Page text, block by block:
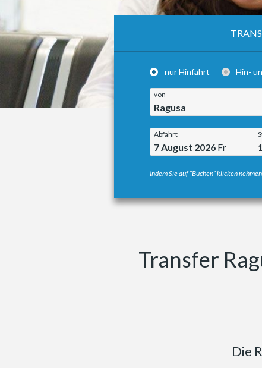
nur Hinfahrt Hin-
von
Ragusa
Abfahrt
7 August 2026 Fr
Indem Sie auf “Buchen” klicken
Transfer
Die